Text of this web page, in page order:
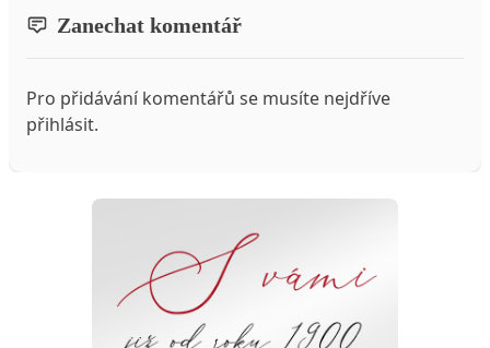
Zanechat komentář
Pro přidávání komentářů se musíte nejdříve
přihlásit.